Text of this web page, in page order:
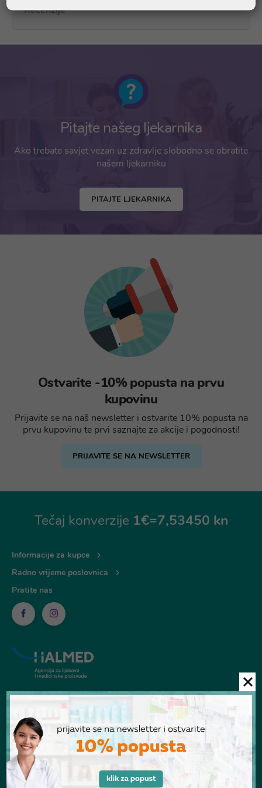
Recenzije
Pitajte našeg ljekarnika
Ako trebate savjet vezan uz zdravlje slobodno se obratite
našem ljekarniku
PITAJTE LJEKARNIKA
Ostvarite -10% popusta na prvu
kupovinu
Prijavite se na naš newsletter i ostvarite 10% popusta na
prvu kupovinu te prvi saznajte za akcije i pogodnosti!
PRIJAVITE SE NA NEWSLETTER
Tečaj konverzije 1€=7,53450 kn
Informacije za kupce
Radno vrijeme poslovnica
Pratite nas
© Ljekarna Talan 2026